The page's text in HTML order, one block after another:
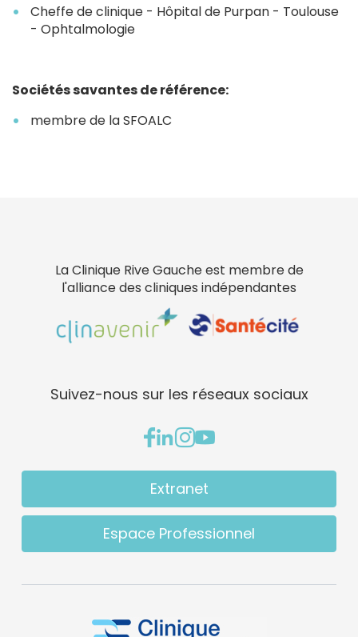
Cheffe de clinique - Hôpital de Purpan - Toulouse
- Ophtalmologie
Sociétés savantes de référence:
membre de la SFOALC
La Clinique Rive Gauche est membre de
l'alliance des cliniques indépendantes
Suivez-nous sur les réseaux sociaux
Extranet
Espace Professionnel